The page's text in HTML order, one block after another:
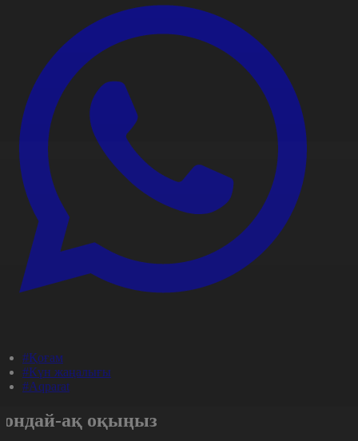
#Қоғам
#Күн жаңалығы
#Aqparat
ақ оқыңыз